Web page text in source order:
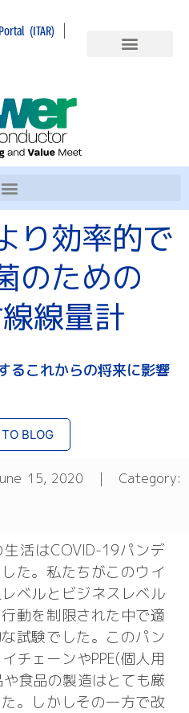
(ITAR) |
り効率的で
のための
線量計
るこれからの将来に影響
BLOG
15, 2020 | Category:
活はCOVID-19パンデ
た。私たちがこのウイ
ベルとビジネスレベル
動を制限された中で適
試験でした。このパン
チェーンやPPE(個人用
食品の製造はとても厳
。しかしその一方で改